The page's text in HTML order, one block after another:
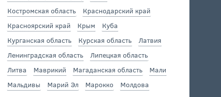
Костромская область
Краснодарский край
Красноярский край
Крым
Куба
Курганская область
Курская область
Латвия
Ленинградская область
Липецкая область
Литва
Маврикий Магаданская область
Мали
Мальдивы
Марий Эл Марокко
Молдова